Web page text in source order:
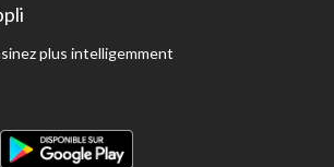
plus intelligemment